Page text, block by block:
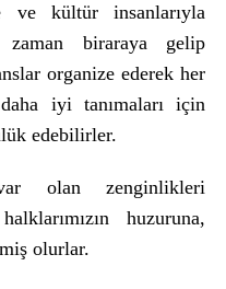
ve kültür insanlarıyla
biraraya gelip
organize ederek her
iyi tanımaları için
edebilirler.
olan zenginlikleri
huzuruna,
olurlar.